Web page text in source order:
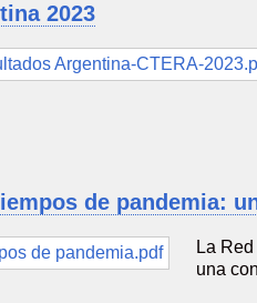
2023
de pandemia:
La
una